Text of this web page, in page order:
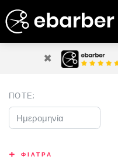
×
ΠΟΤΕ;
ΦΙΛΤΡΑ